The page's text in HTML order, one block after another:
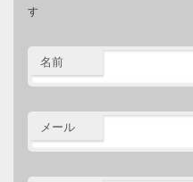
す
名前
メール